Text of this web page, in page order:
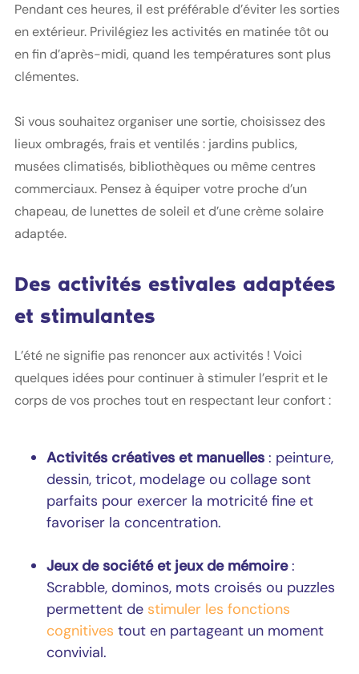
Pendant ces heures, il est préférable d’éviter les sorties
en extérieur. Privilégiez les activités en matinée tôt ou
en fin d’après-midi, quand les températures sont plus
clémentes.
Si vous souhaitez organiser une sortie, choisissez des
lieux ombragés, frais et ventilés : jardins publics,
musées climatisés, bibliothèques ou même centres
commerciaux. Pensez à équiper votre proche d’un
chapeau, de lunettes de soleil et d’une crème solaire
adaptée.
Des activités estivales adaptées
et stimulantes
L’été ne signifie pas renoncer aux activités ! Voici
quelques idées pour continuer à stimuler l’esprit et le
corps de vos proches tout en respectant leur confort :
Activités créatives et manuelles : peinture,
dessin, tricot, modelage ou collage sont
parfaits pour exercer la motricité fine et
favoriser la concentration.
Jeux de société et jeux de mémoire:
Scrabble, dominos, mots croisés ou puzzles
permettent de stimuler les fonctions
cognitives tout en partageant un moment
convivial.